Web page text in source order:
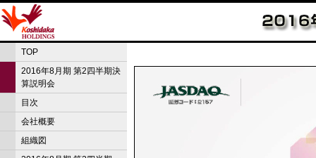
TOP
2016年8月期 第2四半期決
算説明会
目次
会社概要
組織図